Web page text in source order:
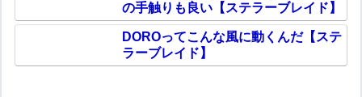
の手触りも良い【ステラーブレイド】
DOROってこんな風に動くんだ【ステ
ラーブレイド】